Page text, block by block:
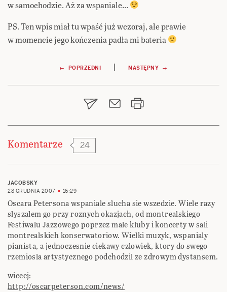
w samochodzie. Aż za wspaniale…
PS. Ten wpis miał tu wpaść już wczoraj, ale prawie
w momencie jego kończenia padła mi bateria
Nawigacja
wpisu
← POPRZEDNI | NASTĘPNY →
Komentarze 24
JACOBSKY
28 GRUDNIA 2007
16:29
Oscara Petersona wspaniale slucha sie wszedzie. Wiele razy
slyszalem go przy roznych okazjach, od montrealskiego
Festiwalu Jazzowego poprzez male kluby i koncerty w sali
montrealskich konserwatoriow. Wielki muzyk, wspanialy
pianista, a jednoczesnie ciekawy czlowiek, ktory do swego
rzemiosla artystycznego podchodzil ze zdrowym dystansem.
wiecej:
http://oscarpeterson.com/news/